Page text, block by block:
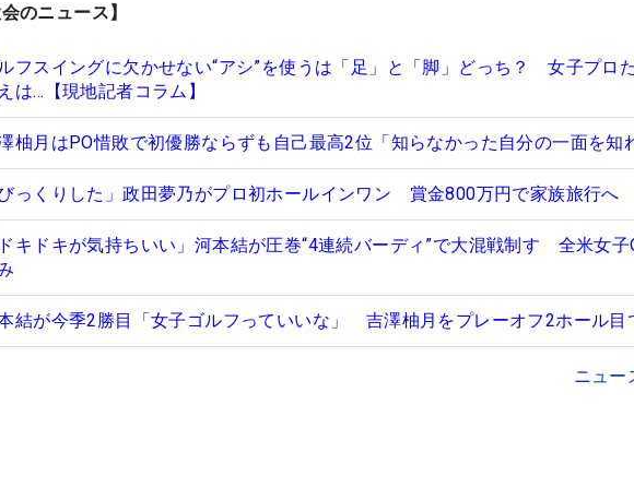
のニュース】
フスイングに欠かせない“アシ”を使うは「足」と「脚」どっち？ 女子プロ
は…【現地記者コラム】
柚月はPO惜敗で初優勝ならずも自己最高2位「知らなかった自分の一面を知
びっくりした」政田夢乃がプロ初ホールインワン 賞金800万円で家族旅行へ
ドキドキが気持ちいい」河本結が圧巻“4連続バーディ”で大混戦制す 全米女子
結が今季2勝目「女子ゴルフっていいな」 吉澤柚月をプレーオフ2ホール目
ニュー